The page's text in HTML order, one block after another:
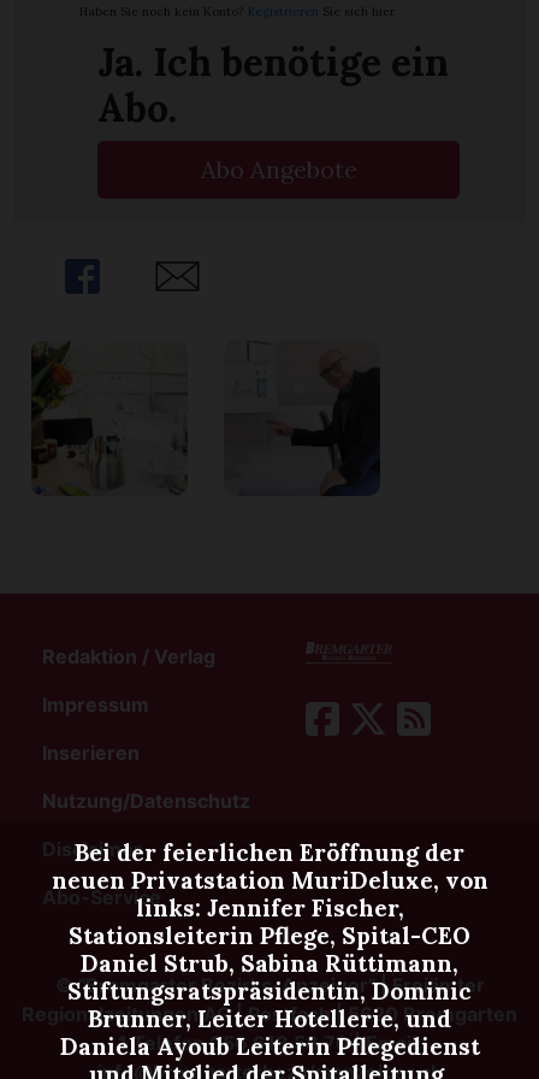
Haben Sie noch kein Konto? Registrieren Sie sich hier
Ja. Ich benötige ein
Abo.
Abo Angebote
Share Share
Bei der feierlichen Eröffnung der
neuen Privatstation MuriDeluxe, von
links: Jennifer Fischer,
Stationsleiterin Pflege, Spital-CEO
Daniel Strub, Sabina Rüttimann,
Stiftungsratspräsidentin, Dominic
Brunner, Leiter Hotellerie, und
Daniela Ayoub Leiterin Pflegedienst
Redaktion / Verlag
Impressum
Inserieren
Nutzung/Datenschutz
Disclaimer
Abo-Service
©"Bremgarter Bezirks-Anzeiger" | Freiämter
Regionalzeitungen AG | Postfach | 5620 Bremgarten
1 Telefon 056 618 58 70 | Email:
info@bremgarterbezirksanzeiger.ch